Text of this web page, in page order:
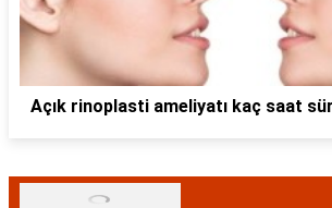
Açık rinoplasti ameliyatı kaç saat